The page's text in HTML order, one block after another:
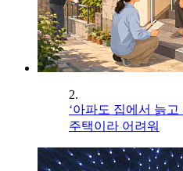
2.
‘아파도 집에서 늙
주택이라 어려워